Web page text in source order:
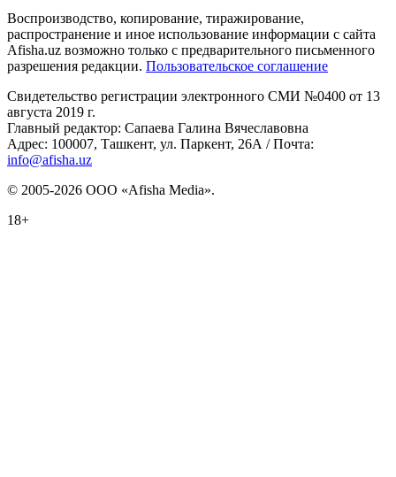
Воспроизводство, копирование, тиражирование,
распространение и иное использование информации с сайта
Afisha.uz возможно только с предварительного письменного
разрешения редакции. Пользовательское соглашение
Свидетельство регистрации электронного СМИ №0400 от 13
августа 2019 г.
Главный редактор: Сапаева Галина Вячеславовна
Адрес: 100007, Ташкент, ул. Паркент, 26А / Почта:
info@afisha.uz
© 2005-2026 ООО «Afisha Media».
18+